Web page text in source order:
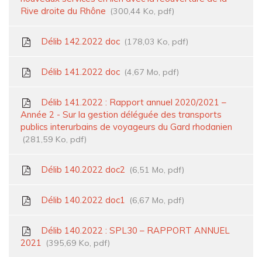
Rive droite du Rhône
300,44 Ko, pdf
Délib 142.2022 doc 178,03 Ko, pdf
Délib 141.2022 doc 4,67 Mo, pdf
Délib 141.2022 : Rapport annuel 2020/2021 –
Année 2 - Sur la gestion déléguée des transports
publics interurbains de voyageurs du Gard rhodanien
281,59 Ko, pdf
Délib 140.2022 doc2 6,51 Mo, pdf
Délib 140.2022 doc1 6,67 Mo, pdf
Délib 140.2022 : SPL30 – RAPPORT ANNUEL
2021
395,69 Ko, pdf